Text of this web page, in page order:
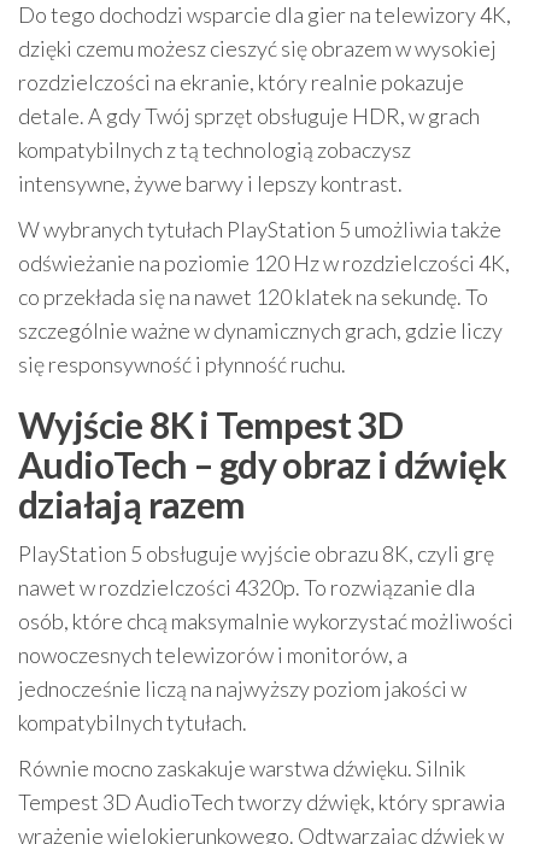
Do tego dochodzi wsparcie dla gier na telewizory 4K,
dzięki czemu możesz cieszyć się obrazem w wysokiej
rozdzielczości na ekranie, który realnie pokazuje
detale. A gdy Twój sprzęt obsługuje HDR, w grach
kompatybilnych z tą technologią zobaczysz
intensywne, żywe barwy i lepszy kontrast.
W wybranych tytułach PlayStation 5 umożliwia także
odświeżanie na poziomie 120 Hz w rozdzielczości 4K,
co przekłada się na nawet 120 klatek na sekundę. To
szczególnie ważne w dynamicznych grach, gdzie liczy
się responsywność i płynność ruchu.
Wyjście 8K i Tempest 3D
AudioTech – gdy obraz i dźwięk
działają razem
PlayStation 5 obsługuje wyjście obrazu 8K, czyli grę
nawet w rozdzielczości 4320p. To rozwiązanie dla
osób, które chcą maksymalnie wykorzystać możliwości
nowoczesnych telewizorów i monitorów, a
jednocześnie liczą na najwyższy poziom jakości w
kompatybilnych tytułach.
Równie mocno zaskakuje warstwa dźwięku. Silnik
Tempest 3D AudioTech tworzy dźwięk, który sprawia
wrażenie wielokierunkowego. Odtwarzając dźwięk w